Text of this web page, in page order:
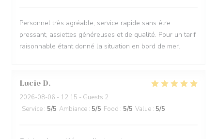
Personnel très agréable, service rapide sans être
pressant, assiettes généreuses et de qualité. Pour un tarif
raisonnable étant donné la situation en bord de mer.
Lucie D
2026-08-06 - 12:15 - Guests 2
Service : 5/5 Ambiance : 5/5 Food : 5/5 Value : 5/5